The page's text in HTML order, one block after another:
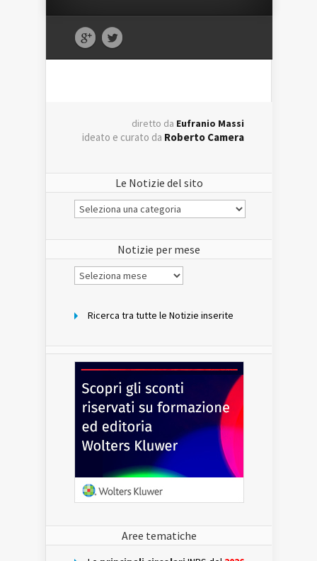
diretto da Eufranio Massi
ideato e curato da Roberto Camera
Le Notizie del sito
Le
Notizie
Notizie per mese
Notizie
per
Ricerca tra tutte le Notizie inserite
Aree tematiche